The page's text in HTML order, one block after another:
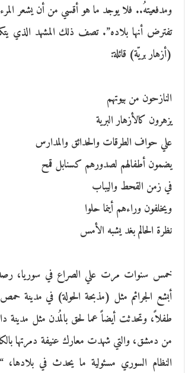
ومدفعيتهُ‮.. ‬فلا يوجد ما هو أقسي من أن يشعر
تفترض أنها بلاده‮”. ‬تصف ذلك المشهد الذي
(‬أزهار بريّة‮) ‬قائلة‮:‬
النازحون من بيوتهم
يزهرون كالأزهار البرية
علي حواف الطرقات والحدائق والمدارس
يضمون أطفالهم لصدورهم كسنابل قمح
في زمن القحط واليباب
ويخلفون وراءهم أينما حلوا
نظرة الحالم بغد يشبه الأمس
خمس
‬طفلاً،‮ ‬وتحدثت أيضاً‮ ‬عما لحق بالمُدن